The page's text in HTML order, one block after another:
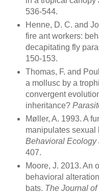
536-544.
Henne, D. C. and
fire ant workers:
decapitating fly
150-153.
Thomas, F. and
a mollusc by a
convergent
inheritance?
Møller, A. 1993. A
manipulates sexual
Behavioral
407.
Moore, J. 2013. An
behavioral
bats. The Journal